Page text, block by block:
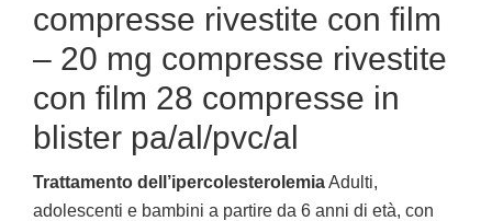
compresse rivestite con film
– 20 mg compresse rivestite
con film 28 compresse in
blister pa/al/pvc/al
Trattamento dell’ipercolesterolemiaAdulti,
adolescenti e bambini a partire da 6 anni di età, con